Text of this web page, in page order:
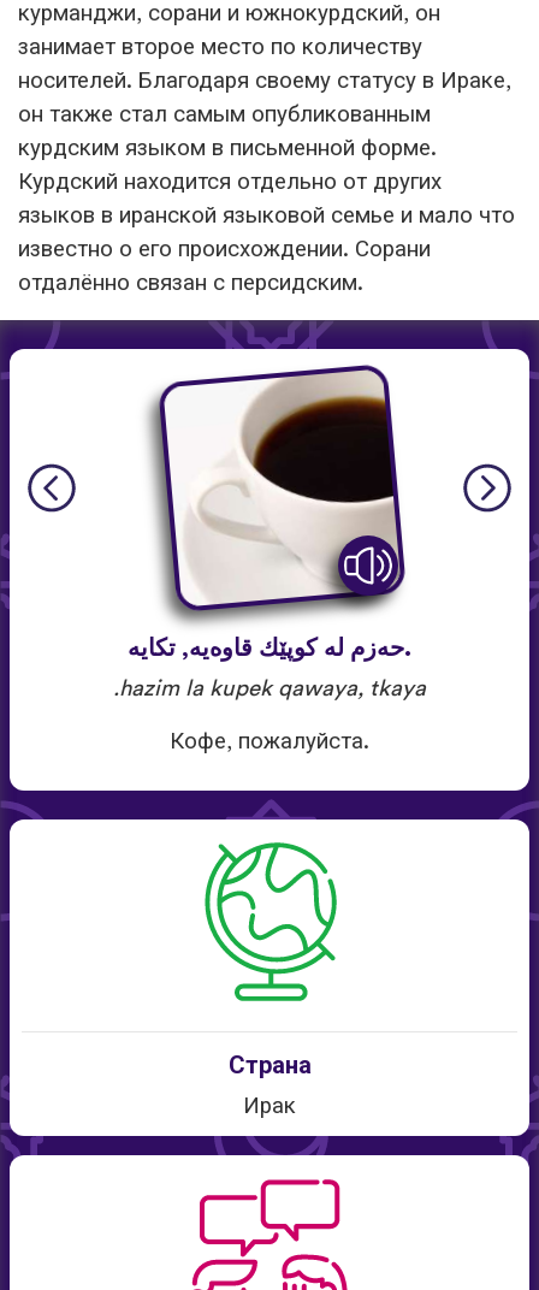
курманджи, сорани и южнокурдский, он
занимает второе место по количеству
носителей. Благодаря своему статусу в Ираке,
он также стал самым опубликованным
курдским языком в письменной форме.
Курдский находится отдельно от других
языков в иранской языковой семье и мало что
известно о его происхождении. Сорани
отдалённо связан с персидским.
.حه‌زم له‌ كوپێك قاوه‌یه‌, تكایه‌
hazim la kupek qawaya, tkaya.
Кофе, пожалуйста.
Страна
Ирак